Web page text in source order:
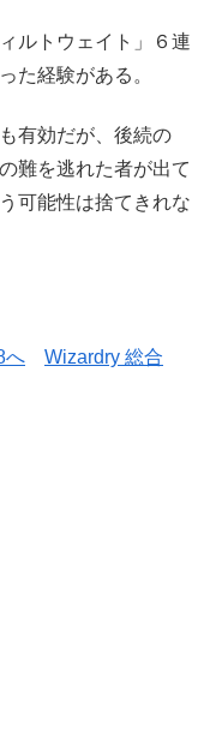
ルトウェイト」６連
た経験がある。
有効だが、後続の
難を逃れた者が出て
可能性は捨てきれな
へ
Wizardry 総合